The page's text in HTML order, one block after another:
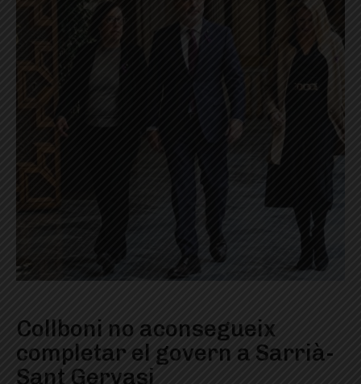
Collboni no aconsegueix
completar el govern a Sarrià-
Sant Gervasi